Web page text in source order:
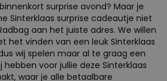
surprise avond? Maar je
Sinterklaas surprise cadeautje niet
aan het juiste adres. We willen
het vinden van een leuk Sinterklaas
wij spelen maar al te graag een
hebben voor jullie deze Sinterklaas
waar je alle betaalbare